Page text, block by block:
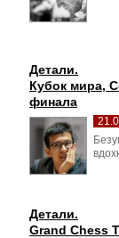
Детали.
Кубок мира,
финала
Детали.
Grand Chess